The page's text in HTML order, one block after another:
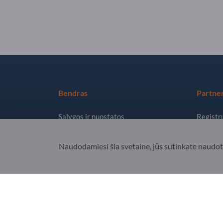
Bendras
Sąlygos ir nuostatos
Teisinė informacija
Naudodamiesi šia svetaine, jūs sutinkate